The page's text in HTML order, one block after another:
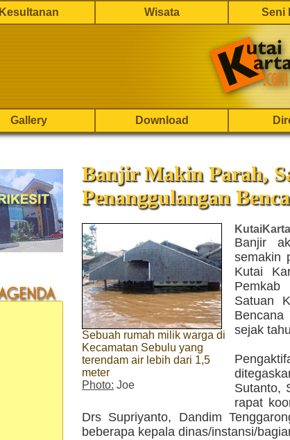
Kesultanan Wisata Seni
Gallery Download
Banjir Makin Parah,
Penanggulangan
Sebuah rumah milik warga di
Kecamatan Sebulu yang
terendam air lebih dari 1,5
meter
Photo: Joe
Banjir
semakin
Kutai
Satuan
sejak
Sutanto,
rapat
Drs Supriyanto, Dandim
beberapa kepala dinas/instansi/